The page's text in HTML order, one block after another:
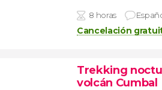
8 horas
Cancelación
Trekking
volcán Cumbal